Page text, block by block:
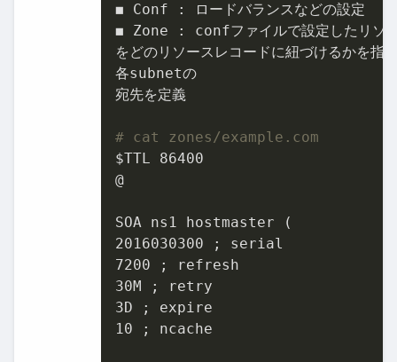
◼ Conf : ロードバランスなどの設定
◼ Zone : confファイルで設定したリソ
をどのリソースレコードに紐づけるかを指
各subnetの
宛先を定義
# cat zones/example.com
$TTL 86400
@
SOA ns1 hostmaster (
2016030300 ; serial
7200 ; refresh
30M ; retry
3D ; expire
10 ; ncache